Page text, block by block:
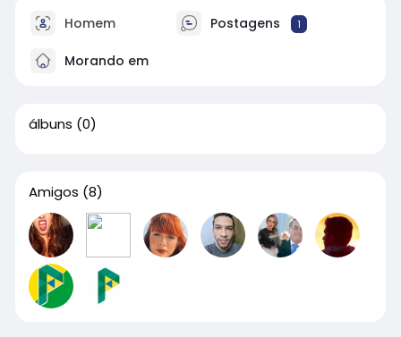
Homem Postagens 1
Morando em
álbuns (0)
Amigos (8)